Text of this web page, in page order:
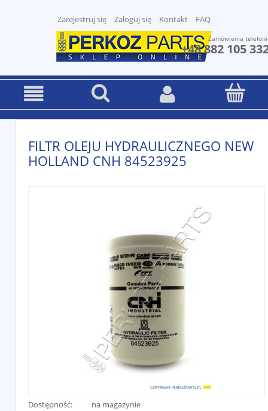
Zarejestruj się Zaloguj się Kontakt FAQ
Zamówienia
+48 882 105
FILTR OLEJU HYDRAULICZNEGO NEW
HOLLAND CNH 84523925
Dostępność: na magazynie